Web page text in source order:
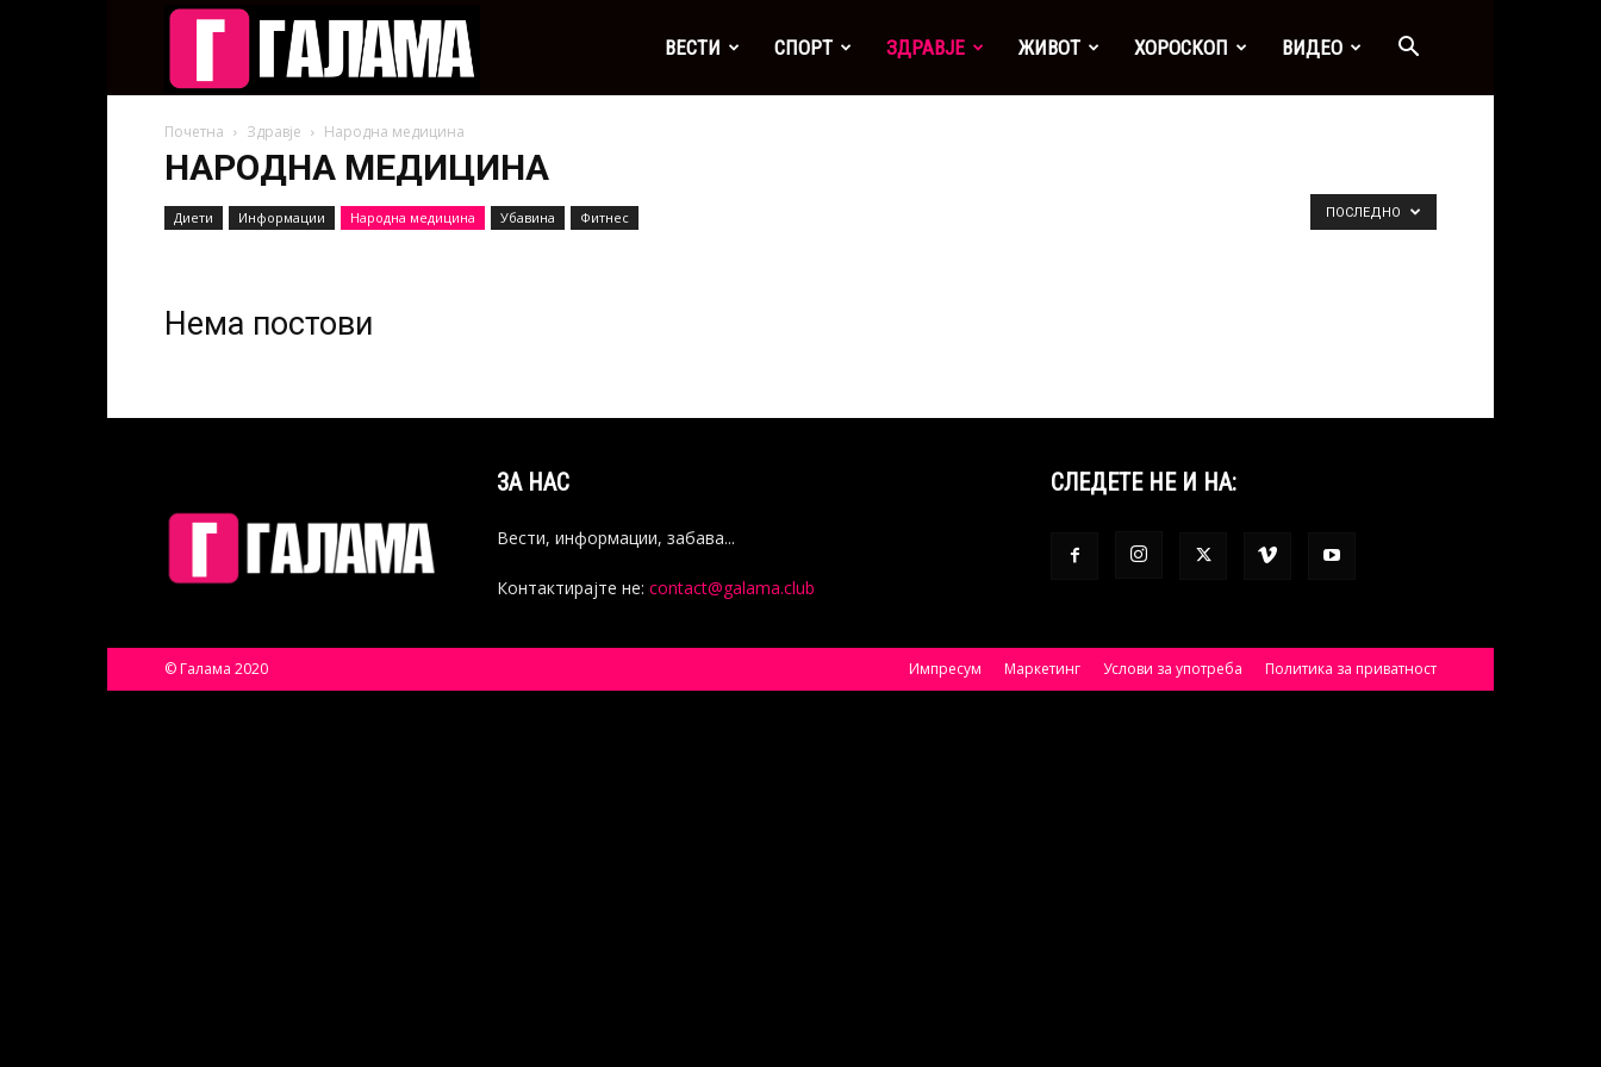
ВЕСТИ СПОРТ ЗДРАВЈЕ ЖИВОТ ХОРОСКОП ВИДЕО
Почетна Здравје Народна медицина
НАРОДНА МЕДИЦИНА
Диети Информации Народна медицина Убавина Фитнес ПОСЛЕДНО
Нема постови
ЗА НАС
Вести, информации, забава...
Контактирајте не: contact@galama.club
СЛЕДЕТЕ НЕ И НА:
Импресум Маркетинг Услови за употреба Политика за приватност
© Галама 2020